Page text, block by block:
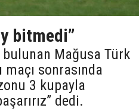
bitmedi”
Mağusa Türk
sonrasında
3 kupayla
dedi.